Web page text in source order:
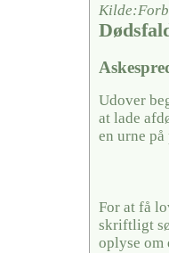
Udover
at lade
en urne
For at få
skriftligt
oplyse om